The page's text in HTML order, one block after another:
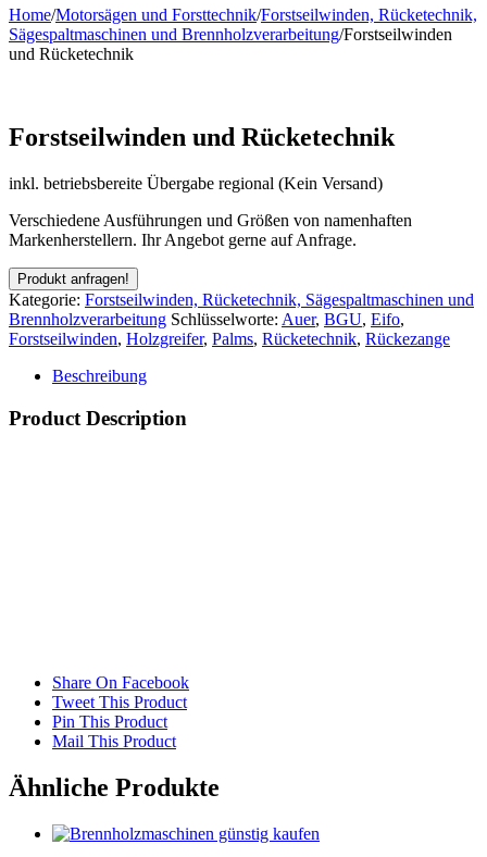
Home/Motorsägen und Forsttechnik/Forstseilwinden, Rücketechnik,
Sägespaltmaschinen und Brennholzverarbeitung/Forstseilwinden
und Rücketechnik
Forstseilwinden und Rücketechnik
inkl. betriebsbereite Übergabe regional (Kein Versand)
Verschiedene Ausführungen und Größen von namenhaften
Markenherstellern. Ihr Angebot gerne auf Anfrage.
Kategorie: Forstseilwinden, Rücketechnik, Sägespaltmaschinen und
Brennholzverarbeitung Schlüsselworte: Auer, BGU, Eifo,
Forstseilwinden, Holzgreifer, Palms, Rücketechnik, Rückezange
Beschreibung
Product Description
Share On Facebook
Tweet This Product
Pin This Product
Mail This Product
Ähnliche Produkte